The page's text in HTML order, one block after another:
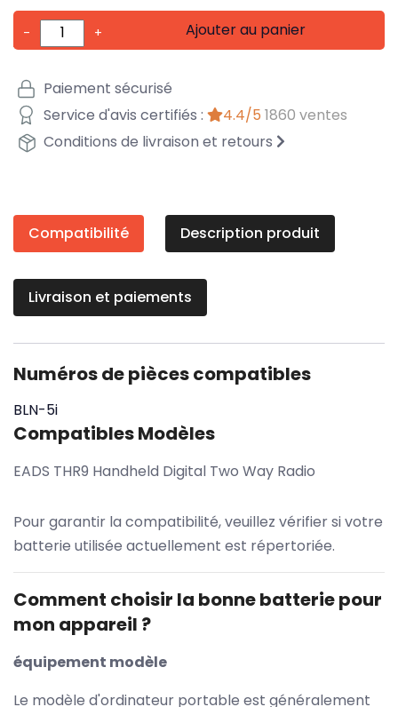
- + Ajouter au panier
Paiement sécurisé
Service d'avis certifiés :
4.4/5 1860 ventes
Conditions de livraison et retours
Compatibilité Description produit
Livraison et paiements
Numéros de pièces compatibles
BLN-5i
Compatibles Modèles
EADS THR9 Handheld Digital Two Way Radio
Pour garantir la compatibilité, veuillez vérifier si votre
batterie utilisée actuellement est répertoriée.
Comment choisir la bonne batterie pour
mon appareil ?
équipement modèle
Le modèle d'ordinateur portable est généralement